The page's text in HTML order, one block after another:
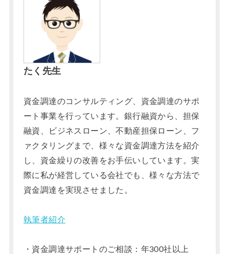
たく先生
資金調達のコンサルティング、資金調達のサポ
ート事業を行っています。銀行融資から、担保
融資、ビジネスローン、不動産担保ローン、フ
ァクタリングまで、様々な資金調達方法を紹介
し、資金繰りの改善をお手伝いしています。実
際に私が経営している会社でも、様々な方法で
資金調達を実現させました。
執筆者紹介
・資金調達サポートのご相談：年300社以上